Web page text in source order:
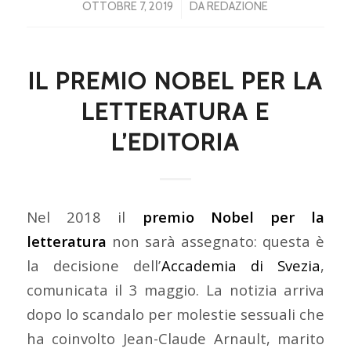
OTTOBRE 7, 2019
/ DAREDAZIONE
IL PREMIO NOBEL PER LA
LETTERATURA E
L’EDITORIA
Nel 2018 il premio Nobel per la
letteratura non sarà assegnato: questa è
la decisione dell’Accademia di Svezia,
comunicata il 3 maggio. La notizia arriva
dopo lo scandalo per molestie sessuali che
ha coinvolto Jean-Claude Arnault, marito